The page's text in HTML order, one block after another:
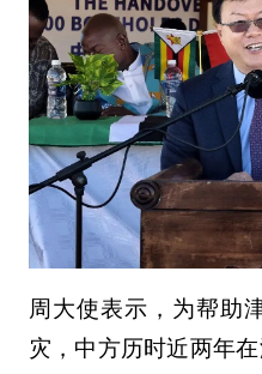
周大使表示，为帮助
灾，中方历时近两年